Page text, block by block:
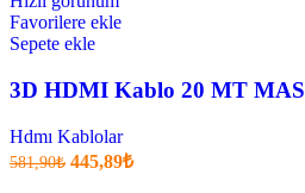
Favorilere ekle
Sepete ekle
3D HDMI Kablo 20 MT MAS
Hdmı Kablolar
581,90₺ Orijinal
445,89₺Şu